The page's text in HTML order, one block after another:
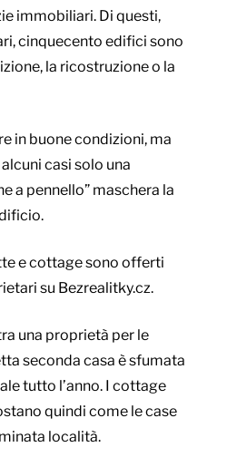
immobiliari. Di questi,
cinquecento edifici sono
la ricostruzione o la
in buone condizioni, ma
casi solo una
a pennello” maschera la
e cottage sono offerti
su Bezrealitky.cz.
una proprietà per le
seconda casa è sfumata
tutto l’anno. I cottage
quindi come le case
località.